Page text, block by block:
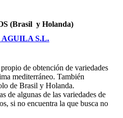
(Brasil y Holanda)
AGUILA S.L.
de obtención de variedades
mediterráneo. También
de Brasil y Holanda.
de algunas de las variedades de
si no encuentra la que busca no